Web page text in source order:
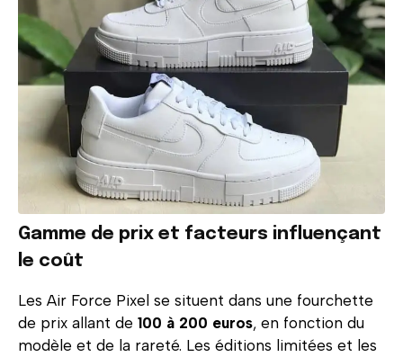
Gamme de prix et facteurs influençant
le coût
Les Air Force Pixel se situent dans une fourchette
de prix allant de 100 à 200 euros, en fonction du
modèle et de la rareté. Les éditions limitées et les